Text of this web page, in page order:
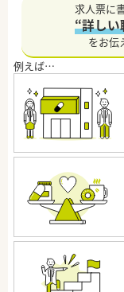
求人票に
“詳し
をお伝